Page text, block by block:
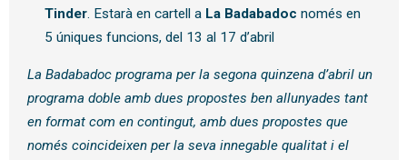
Tinder. Estarà en cartell a La Badabadoc només en
5 úniques funcions, del 13 al 17 d’abril
La Badabadoc programa per la segona quinzena d’abril un
programa doble amb dues propostes ben allunyades tant
en format com en contingut, amb dues propostes que
només coincideixen per la seva innegable qualitat i el